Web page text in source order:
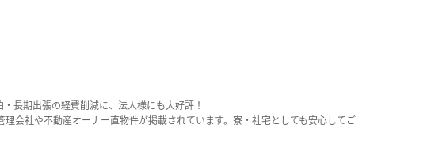
長期出張の経費削減に、法人様にも大好評！
会社や不動産オーナー直物件が掲載されています。寮・社宅としても安心してご